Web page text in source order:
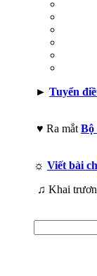
► Tuyển
♥ Ra mắt Bộ
☼ Viết bài
♫ Khai